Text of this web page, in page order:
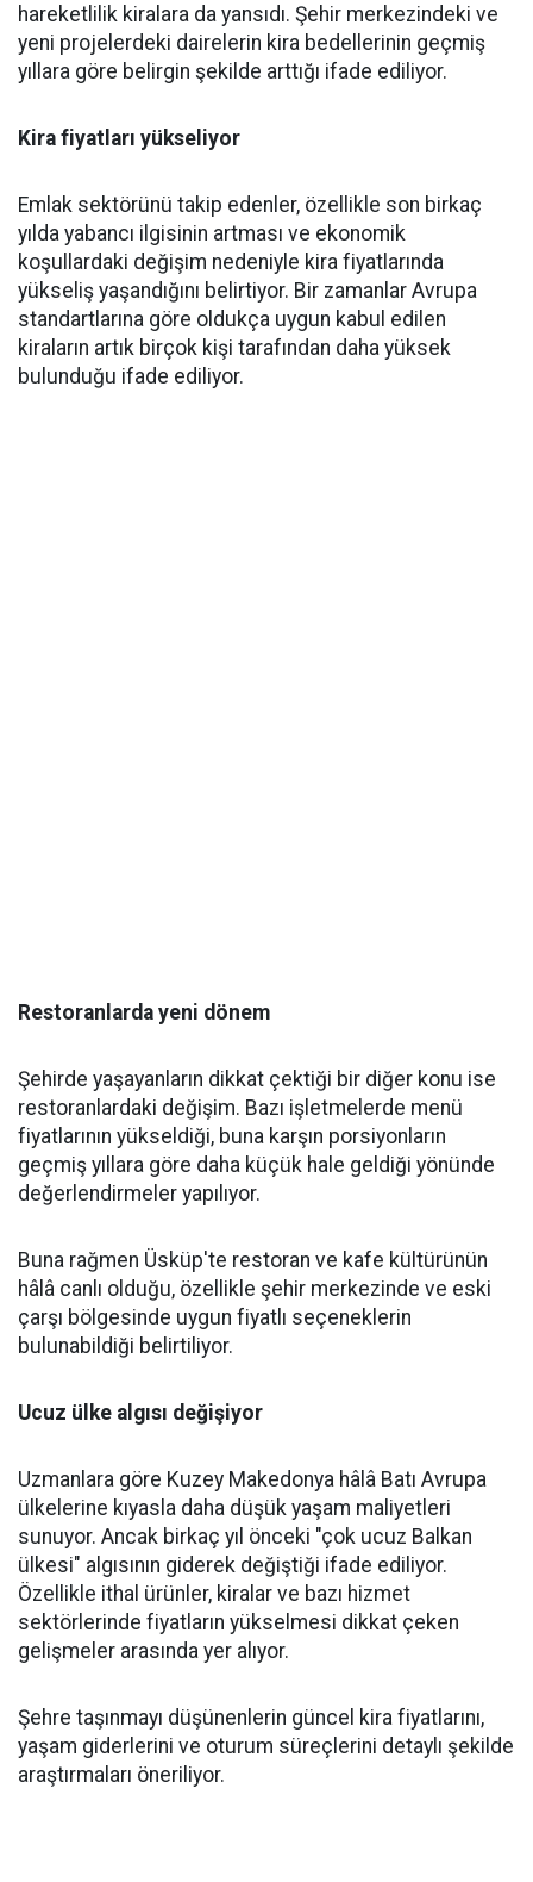
hareketlilik kiralara da yansıdı. Şehir merkezindeki ve
yeni projelerdeki dairelerin kira bedellerinin geçmiş
yıllara göre belirgin şekilde arttığı ifade ediliyor.
Kira fiyatları yükseliyor
Emlak sektörünü takip edenler, özellikle son birkaç
yılda yabancı ilgisinin artması ve ekonomik
koşullardaki değişim nedeniyle kira fiyatlarında
yükseliş yaşandığını belirtiyor. Bir zamanlar Avrupa
standartlarına göre oldukça uygun kabul edilen
kiraların artık birçok kişi tarafından daha yüksek
bulunduğu ifade ediliyor.
Restoranlarda yeni dönem
Şehirde yaşayanların dikkat çektiği bir diğer konu ise
restoranlardaki değişim. Bazı işletmelerde menü
fiyatlarının yükseldiği, buna karşın porsiyonların
geçmiş yıllara göre daha küçük hale geldiği yönünde
değerlendirmeler yapılıyor.
Buna rağmen Üsküp'te restoran ve kafe kültürünün
hâlâ canlı olduğu, özellikle şehir merkezinde ve eski
çarşı bölgesinde uygun fiyatlı seçeneklerin
bulunabildiği belirtiliyor.
Ucuz ülke algısı değişiyor
Uzmanlara göre Kuzey Makedonya hâlâ Batı Avrupa
ülkelerine kıyasla daha düşük yaşam maliyetleri
sunuyor. Ancak birkaç yıl önceki "çok ucuz Balkan
ülkesi" algısının giderek değiştiği ifade ediliyor.
Özellikle ithal ürünler, kiralar ve bazı hizmet
sektörlerinde fiyatların yükselmesi dikkat çeken
gelişmeler arasında yer alıyor.
Şehre taşınmayı düşünenlerin güncel kira fiyatlarını,
yaşam giderlerini ve oturum süreçlerini detaylı şekilde
araştırmaları öneriliyor.